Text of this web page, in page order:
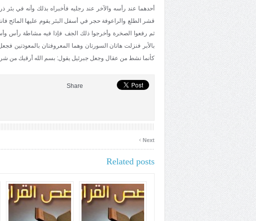
أحدهما عند رأسه والآخر عند رجليه فأخبراه بذلك وأنه في
قشر الطلع والراعوفة حجر في أسفل البئر يقوم عليها المائح
ثم رفعوا الصخرة وأخرجوا ذلك الجف فإذا فيه مشاطة رأس
بالأبر فنزلت هاتان السورتان وهما المعروفتان بالمعوذتين
كأنما نشط من عقال وجعل جبرئيل يقول: بسم الله أرقيك من
Share
Next
›
Related posts